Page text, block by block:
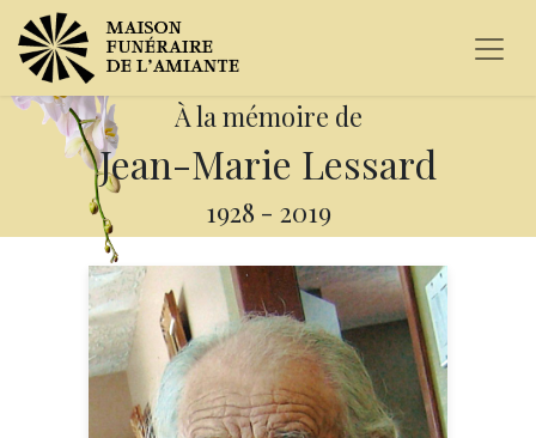
À la mémoire de
Jean-Marie Lessard
1928 - 2019